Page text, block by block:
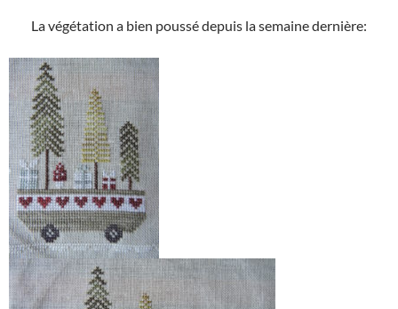
La végétation a bien poussé depuis la semaine dernière: